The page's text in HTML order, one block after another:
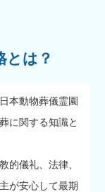
とは？
本動物葬儀霊園
に関する知識と
的儀礼、法律、
が安心して最期